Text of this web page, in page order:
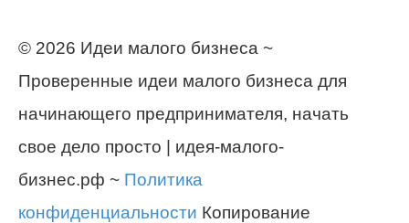
© 2026 Идеи малого бизнеса ~
Проверенные идеи малого бизнеса для
начинающего предпринимателя, начать
свое дело просто | идея-малого-
бизнес.рф ~ Политика
конфиденциальности Копирование